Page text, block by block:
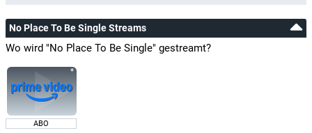
No Place To Be Single Streams
Wo wird "No Place To Be Single" gestreamt?
ABO